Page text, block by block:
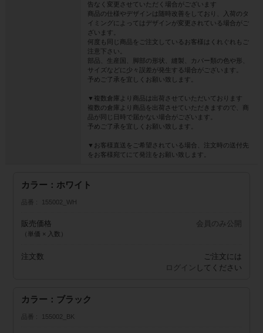
告なく変更させていただく場合がございます
商品の仕様やデザインは随時改善をしており、入荷のタ
イミングによってはデザインが変更されている場合がご
ざいます。
何度も同じ商品をご注文しているお客様はくれぐれもご
注意下さい。
部品、生産国、脚部の形状、縫製、カバー類の色や形、
サイズなどに少々誤差が発生する場合がございます。
予めご了承を宜しくお願い致します。
▼複数倉庫より商品は出荷させていただいております
複数の倉庫より商品を出荷させていただきますので、商
品が同じ日時で届かない場合がございます。
予めご了承を宜しくお願い致します。
▼お客様直送をご希望されている場合、注文時の送付先
をお客様宛てにて発注をお願い致します。
カラー：ホワイト
品番 155002_WH
販売価格
（単価 × 入数）
会員のみ公開
注文数
ご注文には
ログイン してください
カラー：ブラック
品番 155002_BK